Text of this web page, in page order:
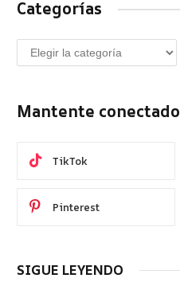
Categorías
Mantente conectado
TikTok
Pinterest
SIGUE LEYENDO